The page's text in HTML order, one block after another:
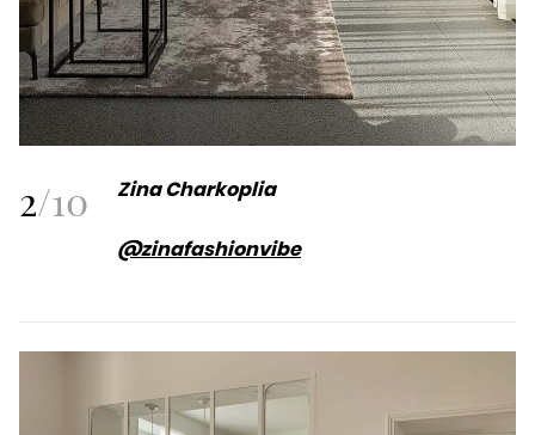
2/10 Zina Charkoplia
@zinafashionvibe